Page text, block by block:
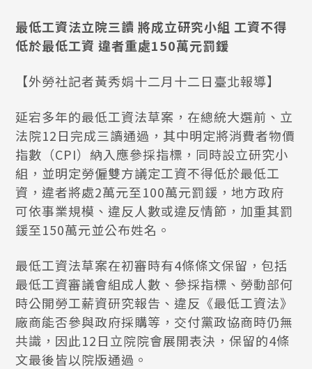
最低工資法立院三讀 將成立研究小組 工資不得
低於最低工資 違者重處150萬元罰鍰
【外勞社記者黃秀娟十二月十二日臺北報導】
延宕多年的最低工資法草案，在總統大選前、立
法院12日完成三讀通過，其中明定將消費者物價
指數（CPI）納入應參採指標，同時設立研究小
組，並明定勞僱雙方議定工資不得低於最低工
資，違者將處2萬元至100萬元罰鍰，地方政府
可依事業規模、違反人數或違反情節，加重其罰
鍰至150萬元並公布姓名。
最低工資法草案在初審時有4條條文保留，包括
最低工資審議會組成人數、參採指標、勞動部何
時公開勞工薪資研究報告、違反《最低工資法》
廠商能否參與政府採購等，交付黨政協商時仍無
共識，因此12日立院院會展開表決，保留的4條
文最後皆以院版通過。